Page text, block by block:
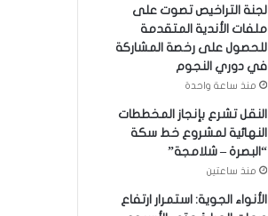
لجنة التراخيص تصوت على
ملفات الأندية المتقدمة
للحصول على رخصة المشاركة
في دوري النجوم
منذ ساعة واحدة
النقل تشرع بإنجاز المخططات
النهائية لمشروع خط سكة
“البصرة – شلامجة”
منذ ساعتين
الأنواء الجوية: استمرار ارتفاع